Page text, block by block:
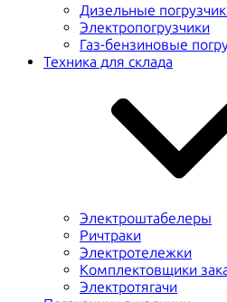
Дизельные
Электропогрузчики
Газ-бензиновые
Техника для склада
Электроштабелеры
Ричтраки
Электротележки
Комплектовщики
Электротягачи